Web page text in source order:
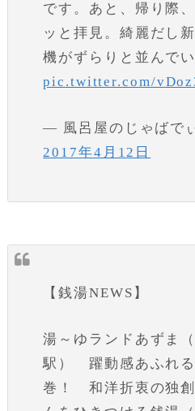
です。あと、帰り際
ッと拝見。綺麗だし
機がずらりと並んで
pic.twitter.com/
— 風呂屋のじゃばで
2017年4月12日
【銭湯NEWS】
湯～ゆランドあずま
駅） 躍動感あふれ
巻！ 和洋折衷の独創